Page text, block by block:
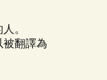
。
翻譯為